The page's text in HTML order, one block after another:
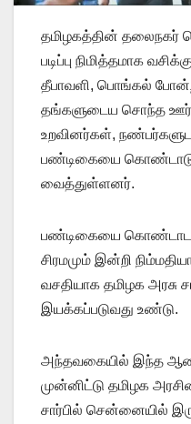
தமிழகத்தின் தலைநகர்
படிப்பு நிமித்தமாக
தீபாவளி, பொங்கல்
தங்களுடைய சொந்த
உறவினர்கள்,
பண்டிகையை
வைத்துள்ளனர்.
பண்டிகையை கொண்டாட
சிரமமும் இன்றி
வசதியாக தமிழக அரசு
இயக்கப்படுவது உண்டு.
அந்தவகையில் இந்த
முன்னிட்டு தமிழக
சார்பில் சென்னையில்